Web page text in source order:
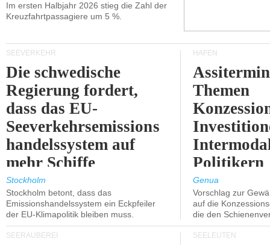
Im ersten Halbjahr 2026 stieg die Zahl der
Kreuzfahrtpassagiere um 5 %.
SEEVERKEHR
Die schwedische
Regierung fordert,
dass das EU-
Seeverkehrsemissions
handelssystem auf
mehr Schiffe
ausgeweitet wird.
Stockholm
Stockholm betont, dass das
Emissionshandelssystem ein Eckpfeiler
der EU-Klimapolitik bleiben muss.
HÄFEN
Themen
Politikern
Genua
Vorschlag zur
auf die
die den
SEERÄUBEREI SEELEUTEN